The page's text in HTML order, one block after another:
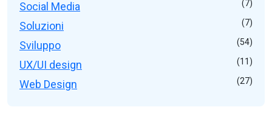
Social Media (7)
Soluzioni (7)
Sviluppo (54)
UX/UI design (11)
Web Design (27)